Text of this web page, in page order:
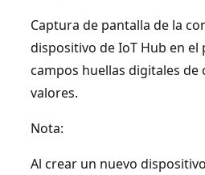
Captura de pantalla de la
dispositivo de IoT Hub en el
campos huellas digitales
valores.
Nota:
Al crear un nuevo